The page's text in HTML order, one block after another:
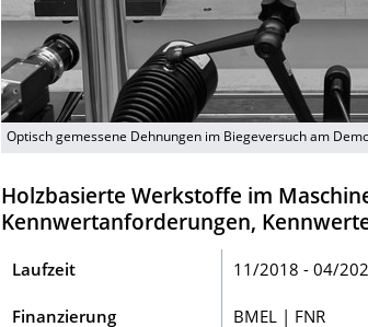
Optisch gemessene Dehnungen im Biegeversuch am
Holzbasierte Werkstoffe im
Kennwertanforderungen,
Laufzeit 11/2018 - 04/
Finanzierung BMEL | FNR